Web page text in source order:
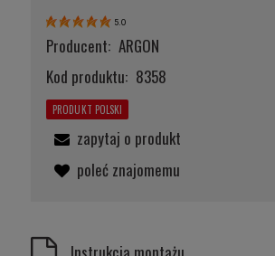
5.0
Producent: ARGON
Kod produktu: 8358
PRODUKT POLSKI
zapytaj o produkt
poleć znajomemu